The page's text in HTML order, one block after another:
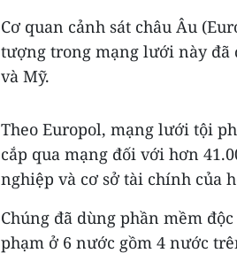
Cơ quan cảnh sát châu Âu
tượng trong mạng lưới này đã
và Mỹ.
Theo Europol, mạng lưới tội
cắp qua mạng đối với hơn
nghiệp và cơ sở tài chính của
Chúng đã dùng phần mềm
phạm ở 6 nước gồm 4 nước